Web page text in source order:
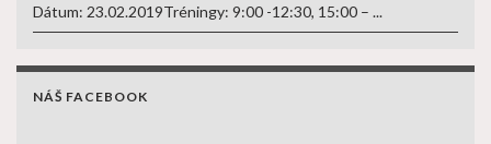
Dátum: 23.02.2019Tréningy: 9:00 -12:30, 15:00 – ...
NÁŠ FACEBOOK